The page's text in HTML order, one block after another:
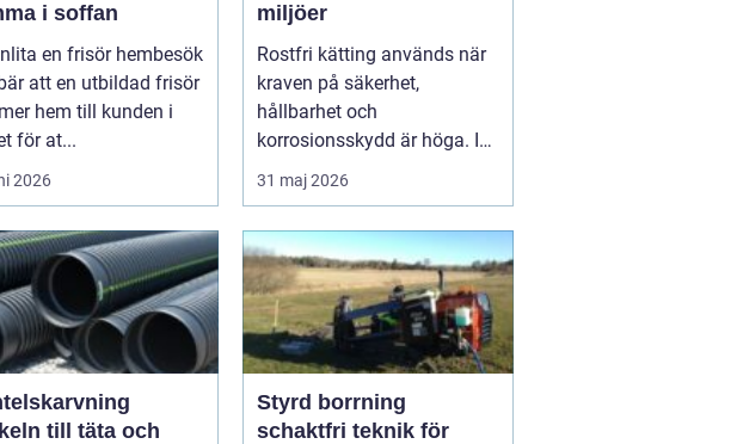
i soffan
en frisör hembesök
att en utbildad frisör
hem till kunden i
för at...
2026
miljöer
Rostfri kätting används när
kraven på säkerhet,
hållbarhet och
korrosionsskydd är höga. I
marin milj...
31 maj 2026
till täta och
Styrd borrning
schaktfri teknik för